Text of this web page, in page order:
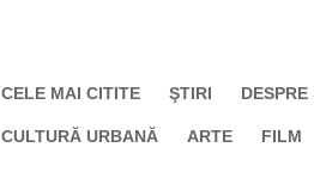
CELE MAI CITITE ŞTIRI DESPRE
CULTURĂ URBANĂ ARTE FILM